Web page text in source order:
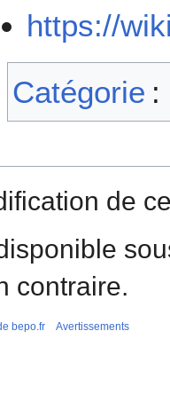
https://
Catégorie :
de
contraire.
bepo.fr Avertissements